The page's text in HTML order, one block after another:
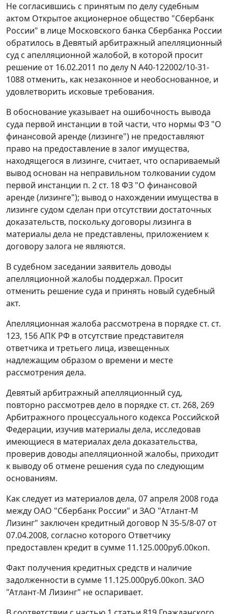
Не согласившись с принятым по делу судебным
актом Открытое акционерное общество "Сбербанк
России" в лице Московского банка Сбербанка России
обратилось в Девятый арбитражный апелляционный
суд с апелляционной жалобой, в которой просит
решение от 16.02.2011 по делу N А40-122002/10-31-
1088 отменить, как незаконное и необоснованное, и
удовлетворить исковые требования.
В обоснование указывает на ошибочность вывода
суда первой инстанции в той части, что нормы ФЗ "О
финансовой аренде (лизинге") не предоставляют
право на предоставление в залог имущества,
находящегося в лизинге, считает, что оспариваемый
вывод основан на неправильном толковании судом
первой инстанции п. 2 ст. 18ФЗ "О финансовой
аренде (лизинге"); вывод о нахождении имущества в
лизинге судом сделан при отсутствии достаточных
доказательств, поскольку договоры лизинга в
материалы дела не представлены, приложением к
договору залога не являются.
В судебном заседании заявитель доводы
апелляционной жалобы поддержал. Просит
отменить решение суда и принять новый судебный
акт.
Апелляционная жалоба рассмотрена в порядке ст. ст.
123, 156АПК РФ в отсутствие представителя
ответчика и третьего лица, извещенных
надлежащим образом о времени и месте
рассмотрения дела.
Девятый арбитражный апелляционный суд,
повторно рассмотрев дело в порядке ст. ст. 268, 269
Арбитражного процессуального кодекса Российской
Федерации, изучив материалы дела, исследовав
имеющиеся в материалах дела доказательства,
проверив доводы апелляционной жалобы, приходит
к выводу об отмене решения суда по следующим
основаниям.
Как следует из материалов дела, 07 апреля 2008 года
между ОАО "Сбербанк России" и ЗАО "Атлант-М
Лизинг" заключен кредитный договор N 35-5/8-07 от
07.04.2008, согласно которого Ответчику
предоставлен кредит в сумме 11.125.000руб.00коп.
Факт получения кредитных средств и наличие
задолженности в сумме 11.125.000руб.00коп. ЗАО
"Атлант-М Лизинг" не оспаривает.